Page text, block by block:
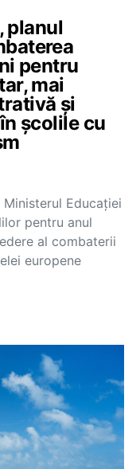
planul
pentru
mai
și
școlile cu
Educației
pentru anul
al combaterii
europene